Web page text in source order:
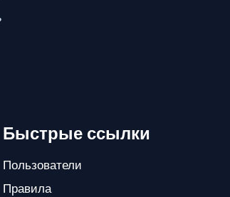
Быстрые ссылки
Пользователи
Правила